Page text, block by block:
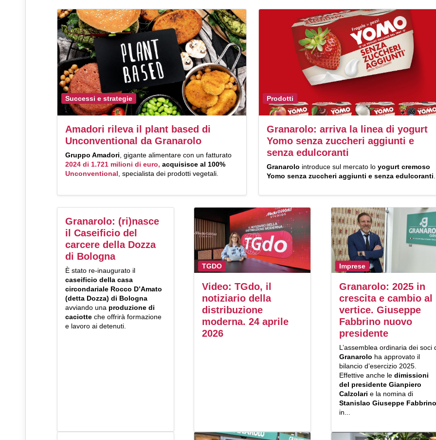
Successi e strategie
Amadori rileva il plant based di
Unconventional da Granarolo
Gruppo Amadori, gigante alimentare con un fatturato
2024 di 1.721 milioni di euro, acquisisce al 100%
Unconventional, specialista dei prodotti vegetali.
Prodotti
Granarolo: arriva la linea di yogurt
Yomo senza zuccheri aggiunti e
senza edulcoranti
Granarolo introduce sul mercato loyogurt cremoso
Yomo senza zuccheri aggiunti e senza edulcoranti.
Granarolo: (ri)nasce
il Caseificio del
carcere della Dozza
di Bologna
È stato re-inaugurato il
caseificio della casa
circondariale Rocco D’Amato
(detta Dozza) di Bologna
avviando una produzione di
caciotte che offrirà formazione
e lavoro ai detenuti.
TGDO
Video: TGdo, il
notiziario della
distribuzione
moderna. 24 aprile
2026
Imprese
Granarolo: 2025 in
crescita e cambio al
vertice. Giuseppe
Fabbrino nuovo
presidente
L’assemblea ordinaria dei soci
Granarolo ha approvato il
bilancio d’esercizio 2025.
Effettive anche le dimissioni
del presidente Gianpiero
Calzolari e la nomina di
Stanislao Giuseppe Fabbrino
in...